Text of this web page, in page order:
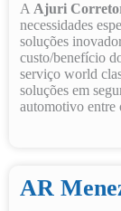
A Ajuri
necessidades
soluções
custo/benefício
serviço world
soluções em
automotivo entre
AR